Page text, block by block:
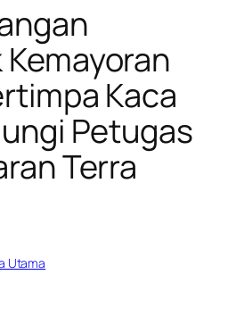
Kaca
Petugas
Terra
Utama